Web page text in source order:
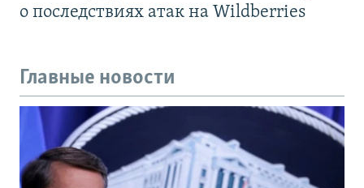
о последствиях атак на Wildberries
Главные новости